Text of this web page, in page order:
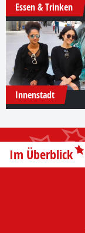
Essen & Trinken
Innenstadt
Im Überblick